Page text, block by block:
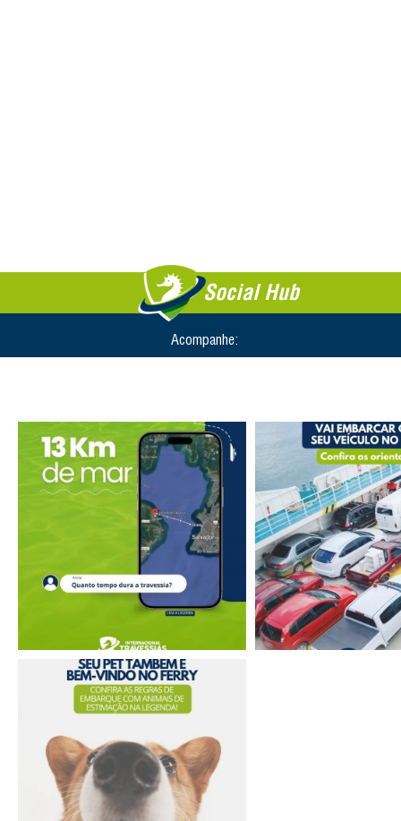
Social Hub
Acompanhe: